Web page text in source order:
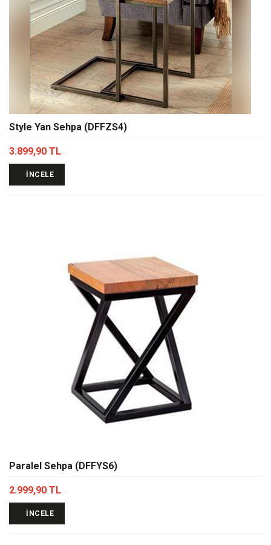
Style Yan Sehpa (DFFZS4)
3.899,90 TL
İNCELE
Paralel Sehpa (DFFYS6)
2.999,90 TL
İNCELE